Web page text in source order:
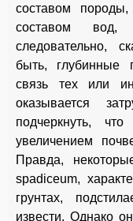
составом
составом вод,
следовательно,
быть, глубинные
связь тех или
оказывается
подчеркнуть,
увеличением
Правда,
spadiceum,
грунтах,
извести. Однако